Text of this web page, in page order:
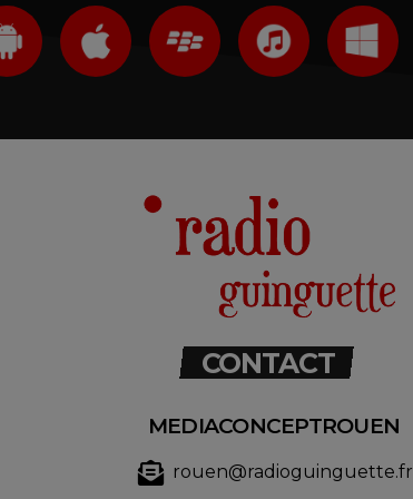
CONTACT
MEDIACONCEPTROUEN
rouen@radioguinguette.fr